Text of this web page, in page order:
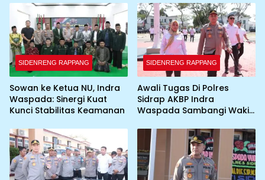
Umbul-Umbul dan
Dekorasi Merah Putih
SIDENRENG RAPPANG
Sowan ke Ketua NU, Indra
Waspada: Sinergi Kuat
Kunci Stabilitas Keamanan
SIDENRENG RAPPANG
Awali Tugas Di Polres
Sidrap AKBP Indra
Waspada Sambangi Wakil